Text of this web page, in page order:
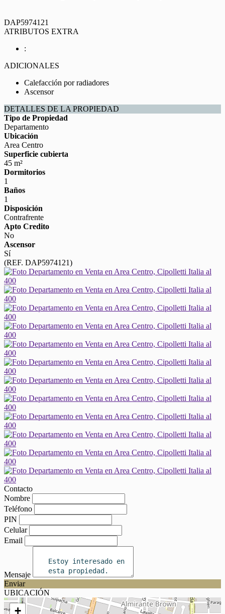
DAP5974121
ATRIBUTOS EXTRA
:
ADICIONALES
Calefacción por radiadores
Ascensor
DETALLES DE LA PROPIEDAD
Tipo de Propiedad
Departamento
Ubicación
Area Centro
Superficie cubierta
45 m²
Dormitorios
1
Baños
1
Disposición
Contrafrente
Apto Credito
No
Ascensor
Sí
(REF. DAP5974121)
Contacto
Nombre
Teléfono
PIN
Celular
Email
Mensaje
Enviar
UBICACIÓN
+